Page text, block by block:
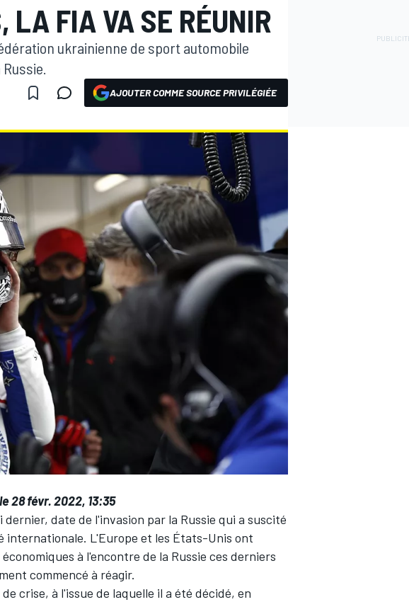
LA FIA VA SE RÉUNIR
ukrainienne de sport automobile
AJOUTER COMME SOURCE PRIVILÉGIÉE
28 févr. 2022, 13:35
date de l'invasion par la Russie qui a suscité
internationale. L'Europe et les États-Unis ont
à l'encontre de la Russie ces derniers
commencé à réagir.
crise, à l'issue de laquelle il a été décidé, en